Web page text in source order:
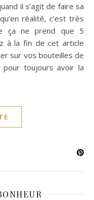
il s’agit de faire sa
réalité, c’est très
ça ne prend que 5
à la fin de cet article
sur vos bouteilles de
pour toujours avoir la